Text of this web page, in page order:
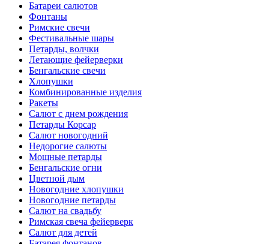
Батареи салютов
Фонтаны
Римские свечи
Фестивальные шары
Петарды, волчки
Летающие фейерверки
Бенгальские свечи
Хлопушки
Комбинированные изделия
Ракеты
Салют с днем рождения
Петарды Корсар
Салют новогодний
Недорогие салюты
Мощные петарды
Бенгальские огни
Цветной дым
Новогодние хлопушки
Новогодние петарды
Салют на свадьбу
Римская свеча фейерверк
Салют для детей